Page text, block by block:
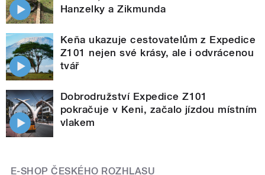
Hanzelky a Zikmunda
Keňa ukazuje cestovatelům z Expedice
Z101 nejen své krásy, ale i odvrácenou
tvář
Dobrodružství Expedice Z101
pokračuje v Keni, začalo jízdou místním
vlakem
E-SHOP ČESKÉHO ROZHLASU